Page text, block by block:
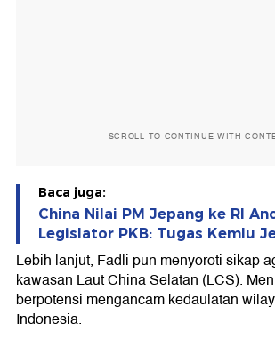
SCROLL TO CONTINUE WITH
Baca juga:
China Nilai PM Jepang ke RI
Legislator PKB: Tugas Kemlu
Lebih lanjut, Fadli pun menyoroti sikap
kawasan Laut China Selatan (LCS).
berpotensi mengancam kedaulatan
Indonesia.